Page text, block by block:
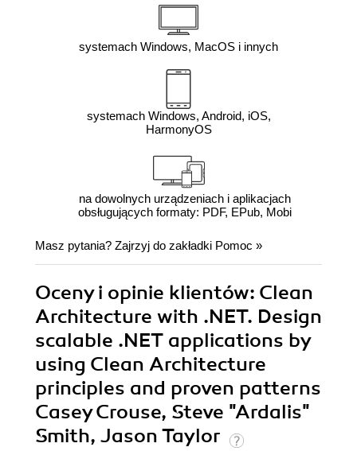
systemach Windows, MacOS i innych
systemach Windows, Android, iOS,
HarmonyOS
na dowolnych urządzeniach i aplikacjach
obsługujących formaty: PDF, EPub, Mobi
Masz pytania? Zajrzyj do zakładki Pomoc »
Oceny i opinie klientów: Clean
Architecture with .NET. Design
scalable .NET applications by
using Clean Architecture
principles and proven patterns
Casey Crouse, Steve "Ardalis"
Smith, Jason Taylor